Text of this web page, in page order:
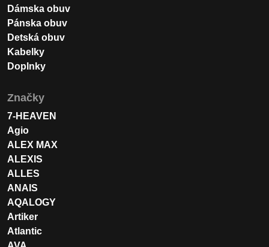
Dámska obuv
Pánska obuv
Detská obuv
Kabelky
Doplnky
Značky
7-HEAVEN
Agio
ALEX MAX
ALEXIS
ALLES
ANAIS
AQALOGY
Artiker
Atlantic